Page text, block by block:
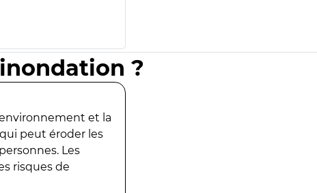
?
et la
peut éroder les
Les
risques de